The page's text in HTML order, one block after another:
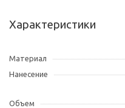
Характеристики
Материал
Нанесение
Объем